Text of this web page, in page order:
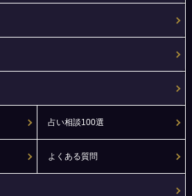
占い相談100選
よくある質問